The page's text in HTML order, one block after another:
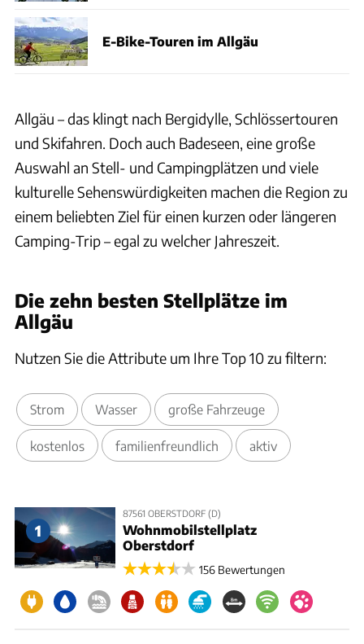
E-Bike-Touren im Allgäu
Allgäu – das klingt nach Bergidylle, Schlössertouren
und Skifahren. Doch auch Badeseen, eine große
Auswahl an Stell- und Campingplätzen und viele
kulturelle Sehenswürdigkeiten machen die Region zu
einem beliebten Ziel für einen kurzen oder längeren
Camping-Trip – egal zu welcher Jahreszeit.
Die zehn besten Stellplätze im
Allgäu
Nutzen Sie die Attribute um Ihre Top 10 zu filtern:
Strom Wasser große Fahrzeuge
kostenlos familienfreundlich aktiv
87561 OBERSTDORF (D)
Wohnmobilstellplatz
Oberstdorf
156 Bewertungen
1